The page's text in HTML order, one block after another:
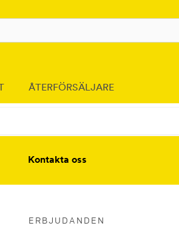
ÅTERFÖRSÄLJARE
Kontakta oss
ERBJUDANDEN